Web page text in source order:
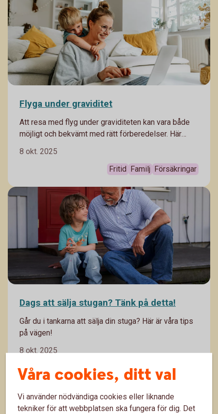
förlorat bagage.
Flyga under graviditet
Att resa med flyg under graviditeten kan vara både
möjligt och bekvämt med rätt förberedelser. Här
planerar en flygresa som gravid.
8 okt. 2025
Fritid Familj Försäkringar
Dags att sälja stugan? Tänk på detta!
Går du i tankarna att sälja din stuga? Här är våra tips
på vägen!
8 okt. 2025
Boende
Våra cookies, ditt val
Vi använder nödvändiga cookies eller liknande
tekniker för att webbplatsen ska fungera för dig. Det